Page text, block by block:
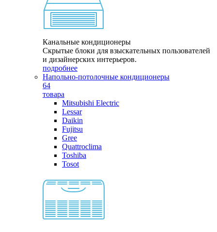
Канальные кондиционеры
Скрытые блоки для взыскательных пользователей
и дизайнерских интерьеров.
подробнее
Напольно-потолочные кондиционеры
64
товара
Mitsubishi Electric
Lessar
Daikin
Fujitsu
Gree
Quattroclima
Toshiba
Tosot